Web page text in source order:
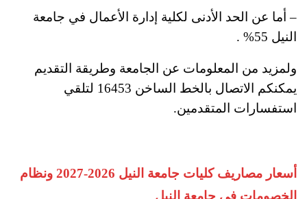
– أما عن الحد الأدنى لكلية إدارة الأعمال في جامعة
النيل 55%؜ .
ولمزيد من المعلومات عن الجامعة وطريقة التقديم
يمكنكم الاتصال بالخط الساخن 16453 ؜لتلقي
استفسارات المتقدمين.
أسعار مصاريف كليات جامعة النيل 2026-2027 ونظام
الخصومات في جامعة النيل